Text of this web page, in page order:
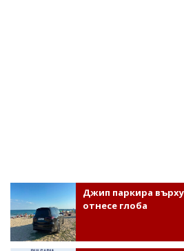
Джип паркира
отнесе глоба